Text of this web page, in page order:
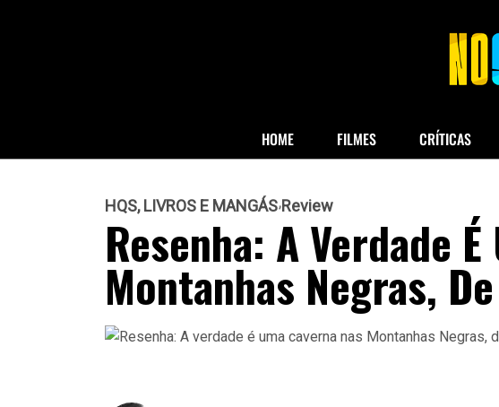
HOME FILMES CRÍTICAS
HQS, LIVROS E MANGÁS Review
Resenha: A Verdade
Montanhas Negras,